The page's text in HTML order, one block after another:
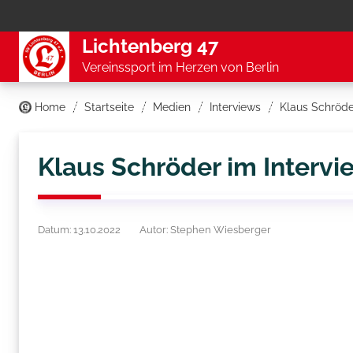
Lichtenberg 47
Vereinssport im Herzen von Berlin
Home Startseite Medien Interviews Klaus
Klaus Schröder im
Datum: 13.10.2022 Autor: Stephen Wiesberger